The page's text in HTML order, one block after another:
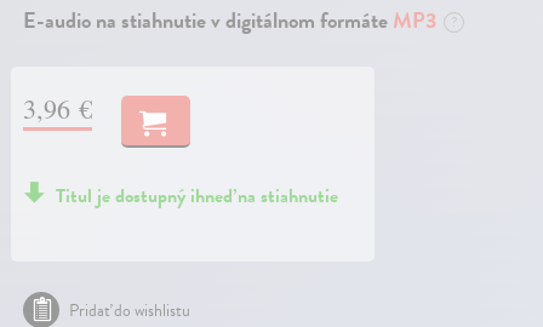
E-audio na stiahnutie v digitálnom formáteMP3 ?
3,96 €
Titul je dostupný ihneď na stiahnutie
Pridať do wishlistu